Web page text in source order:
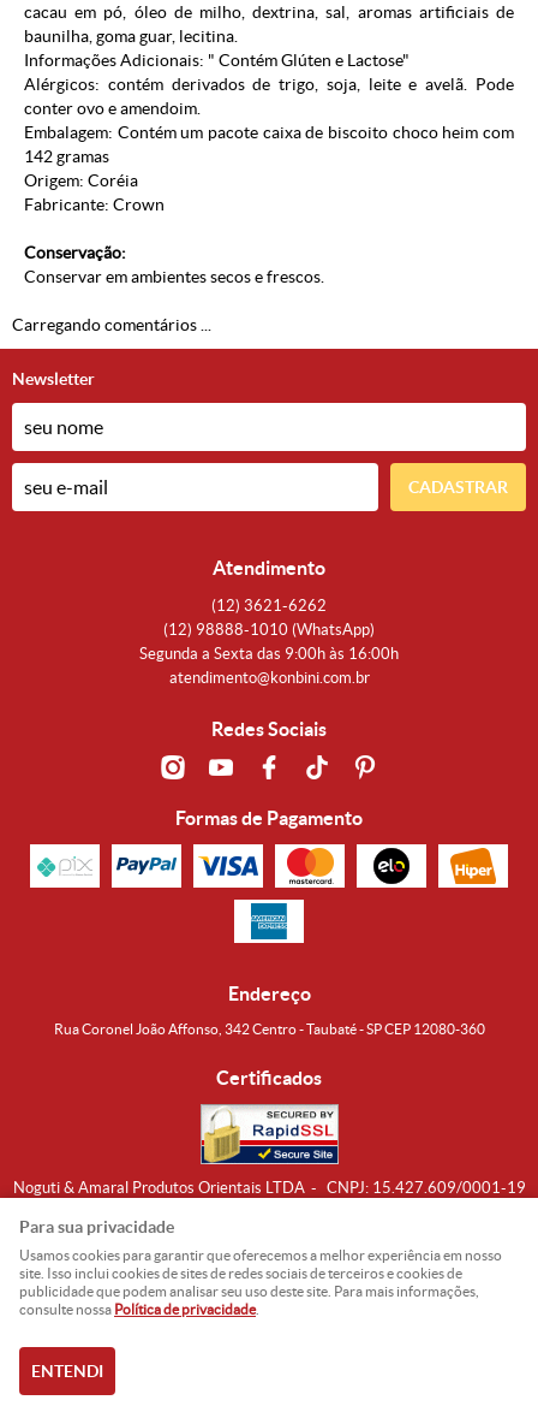
cacau em pó, óleo de milho, dextrina, sal, aromas artificiais de
baunilha, goma guar, lecitina.
Informações Adicionais: " Contém Glúten e Lactose"
Alérgicos: contém derivados de trigo, soja, leite e avelã. Pode
conter ovo e amendoim.
Embalagem: Contém um pacote caixa de biscoito choco heim com
142 gramas
Origem: Coréia
Fabricante: Crown
Conservação:
Conservar em ambientes secos e frescos.
Carregando comentários ...
Newsletter
CADASTRAR
Atendimento
(12) 3621-6262
(12) 98888-1010 (WhatsApp)
Segunda a Sexta das 9:00h às 16:00h
atendimento@konbini.com.br
Redes Sociais
Formas de Pagamento
Endereço
Rua Coronel João Affonso, 342 Centro - Taubaté - SP CEP 12080-360
Certificados
Noguti & Amaral Produtos Orientais LTDA CNPJ: 15.427.609/0001-19
Para sua privacidade
Usamos cookies para garantir que oferecemos a melhor experiência em nosso
site. Isso inclui cookies de sites de redes sociais de terceiros e cookies de
publicidade que podem analisar seu uso deste site. Para mais informações,
consulte nossa Política de privacidade.
ENTENDI